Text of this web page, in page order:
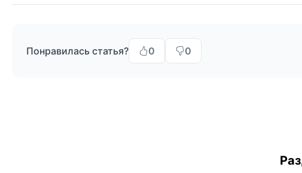
Понравилась статья? 0 0